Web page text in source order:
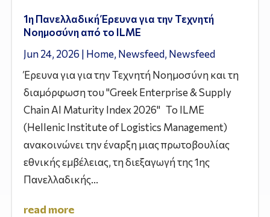
1η Πανελλαδική Έρευνα για την Τεχνητή
Νοημοσύνη από το ILME
Jun 24, 2026 | Home, Newsfeed, Newsfeed
Έρευνα για για την Τεχνητή Νοημοσύνη και τη
διαμόρφωση του "Greek Enterprise & Supply
Chain AI Maturity Index 2026" Το ILME
(Hellenic Institute of Logistics Management)
ανακοινώνει την έναρξη μιας πρωτοβουλίας
εθνικής εμβέλειας, τη διεξαγωγή της 1ης
Πανελλαδικής...
read more